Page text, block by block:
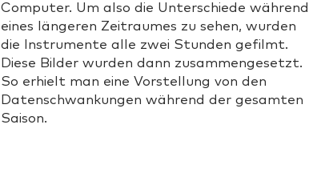
Computer. Um also die Unterschiede während
eines längeren Zeitraumes zu sehen, wurden
die Instrumente alle zwei Stunden gefilmt.
Diese Bilder wurden dann zusammengesetzt.
So erhielt man eine Vorstellung von den
Datenschwankungen während der gesamten
Saison.